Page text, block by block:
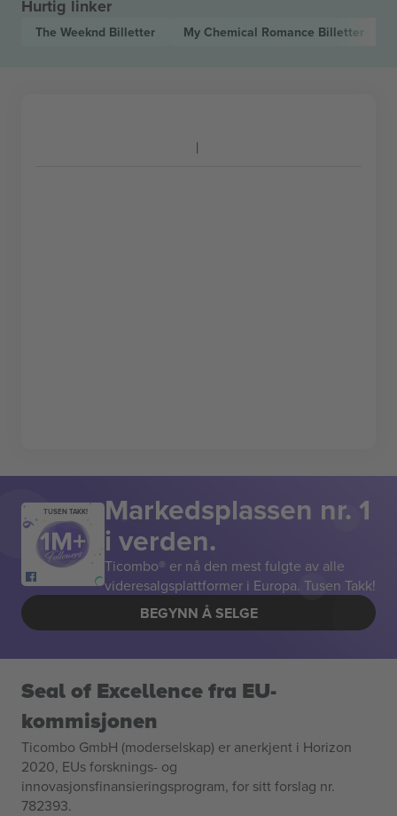
Hurtig linker
The Weeknd Billetter My Chemical Romance Billetter
TUSEN TAKK! Markedsplassen nr. 1
i verden.
Ticombo® er nå den mest fulgte av alle
videresalgsplattformer i Europa. Tusen Takk!
BEGYNN Å SELGE
Seal of Excellence fra EU-
kommisjonen
Ticombo GmbH (moderselskap) er anerkjent i Horizon
2020, EUs forsknings- og
innovasjonsfinansieringsprogram, for sitt forslag nr.
782393.